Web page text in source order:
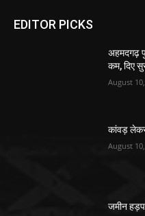
EDITOR PICKS
अहमदगढ़
कम, दिए
August
कांवड़
August
जमीन